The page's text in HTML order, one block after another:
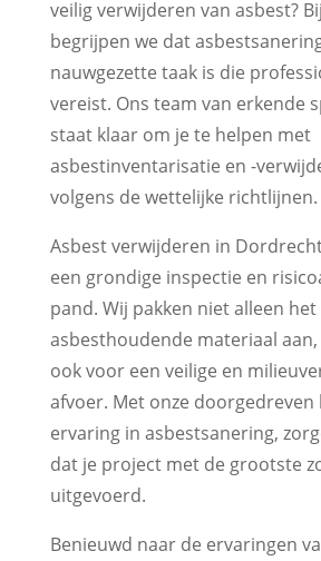
veilig verwijderen van asbest?
begrijpen we dat
nauwgezette taak is die
vereist. Ons team van erkende
staat klaar om je te helpen met
asbestinventarisatie en -
volgens de wettelijke richtlijnen.
Asbest verwijderen in
een grondige inspectie en
pand. Wij pakken niet alleen het
asbesthoudende materiaal
ook voor een veilige en
afvoer. Met onze doorgedreven
ervaring in asbestsanering,
dat je project met de grootste
uitgevoerd.
Benieuwd naar de ervaringen